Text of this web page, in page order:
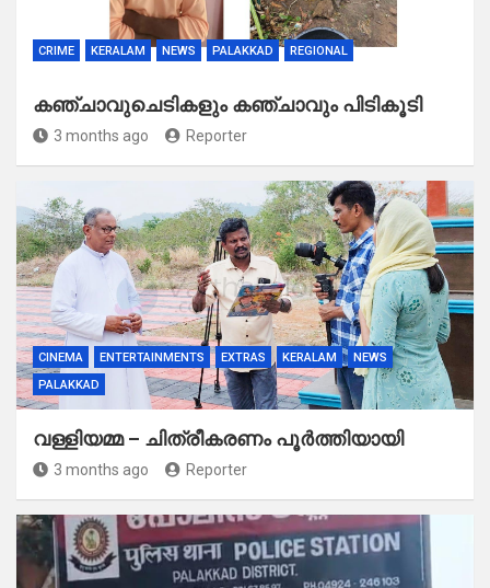
CRIME KERALAM NEWS PALAKKAD REGIONAL
കഞ്ചാവുചെടികളും കഞ്ചാവും പിടികൂടി
3 months ago Reporter
CINEMA ENTERTAINMENTS EXTRAS KERALAM
NEWS
PALAKKAD
വള്ളിയമ്മ – ചിത്രീകരണം പൂർത്തിയായി
3 months ago Reporter